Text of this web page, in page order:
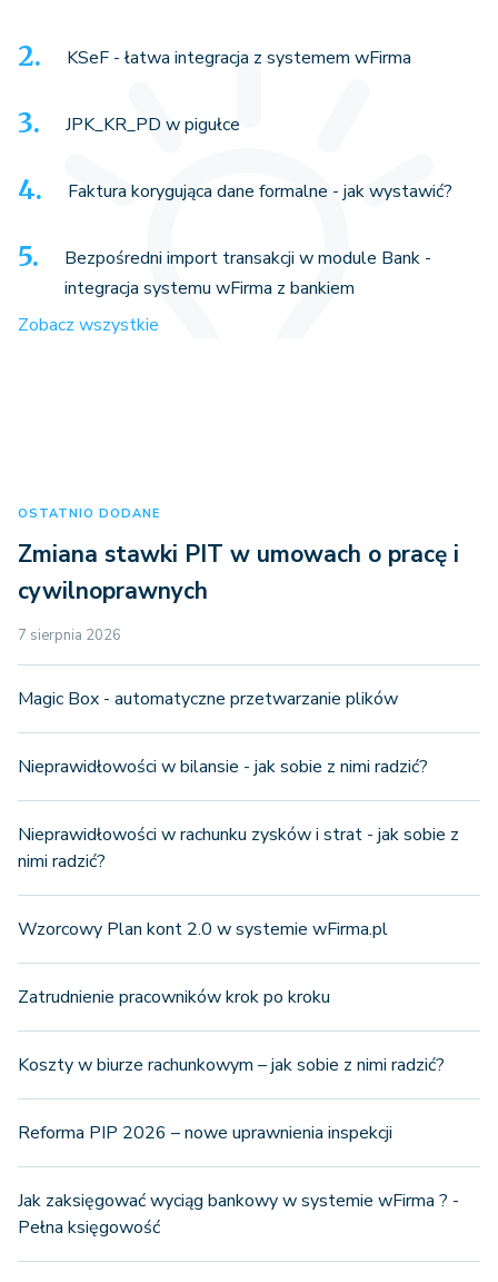
KSeF - łatwa integracja z systemem wFirma
JPK_KR_PD w pigułce
Faktura korygująca dane formalne - jak wystawić?
Bezpośredni import transakcji w module Bank -
integracja systemu wFirma z bankiem
Zobacz wszystkie
OSTATNIO DODANE
Zmiana stawki PIT w umowach o pracę i
cywilnoprawnych
7 sierpnia 2026
Magic Box - automatyczne przetwarzanie plików
Nieprawidłowości w bilansie - jak sobie z nimi radzić?
Nieprawidłowości w rachunku zysków i strat - jak sobie z
nimi radzić?
Wzorcowy Plan kont 2.0 w systemie wFirma.pl
Zatrudnienie pracowników krok po kroku
Koszty w biurze rachunkowym – jak sobie z nimi radzić?
Reforma PIP 2026 – nowe uprawnienia inspekcji
Jak zaksięgować wyciąg bankowy w systemie wFirma ? -
Pełna księgowość